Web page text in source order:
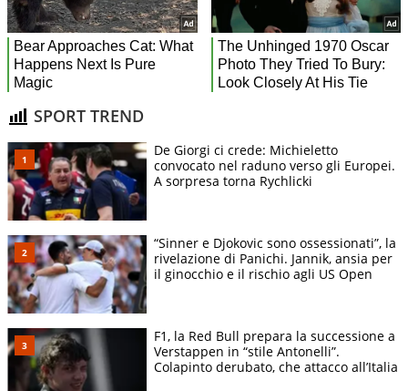
SPORT TREND
De Giorgi ci crede: Michieletto
convocato nel raduno verso gli Europei.
A sorpresa torna Rychlicki
“Sinner e Djokovic sono ossessionati”, la
rivelazione di Panichi. Jannik, ansia per
il ginocchio e il rischio agli US Open
F1, la Red Bull prepara la successione a
Verstappen in “stile Antonelli”.
Colapinto derubato, che attacco all’Italia